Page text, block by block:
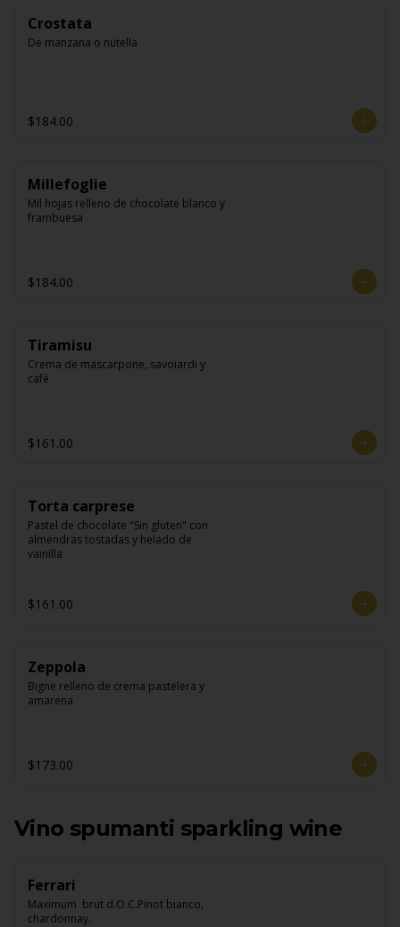
Crostata
De manzana o nutella
$184.00
Millefoglie
Mil hojas relleno de chocolate blanco y
frambuesa
$184.00
Tiramisu
Crema de mascarpone, savoiardi y
café
$161.00
Torta carprese
Pastel de chocolate "Sin gluten" con
almendras tostadas y helado de
vainilla
$161.00
Zeppola
Bigne relleno de crema pastelera y
amarena
$173.00
Vino spumanti sparkling wine
Ferrari
Maximum  brut d.O.C.Pinot bianco,
chardonnay.